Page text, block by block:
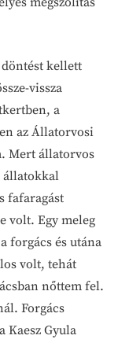
kellett
vissza
a
az Állatorvosi
Mert állatorvos
állatokkal
fafaragást
volt. Egy meleg
forgács és utána
volt, tehát
nőttem fel.
Forgács
Kaesz Gyula